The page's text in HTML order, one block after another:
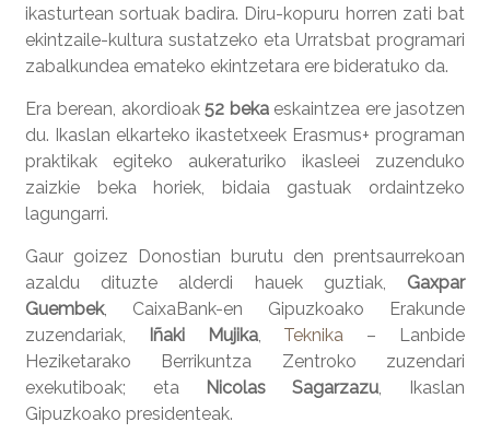
ikasturtean sortuak badira. Diru-kopuru horren zati bat
ekintzaile-kultura sustatzeko eta Urratsbat programari
zabalkundea emateko ekintzetara ere bideratuko da.
Era berean, akordioak52 bekaeskaintzea ere jasotzen
du. Ikaslan elkarteko ikastetxeek Erasmus+ programan
praktikak egiteko aukeraturiko ikasleei zuzenduko
zaizkie beka horiek, bidaia gastuak ordaintzeko
lagungarri.
Gaur goizez Donostian burutu den prentsaurrekoan
azaldu dituzte alderdi hauek guztiak, Gaxpar
Guembek, CaixaBank-en Gipuzkoako Erakunde
zuzendariak,
Iñaki Mujika, Teknika – Lanbide
Heziketarako Berrikuntza Zentroko zuzendari
exekutiboak; eta
Nicolas Sagarzazu, Ikaslan
Gipuzkoako presidenteak.